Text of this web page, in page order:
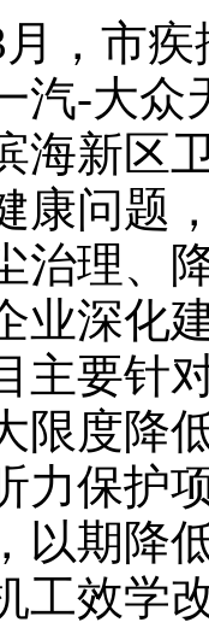
市疾
汽-大众
海新区
康问题
治理、
业深化
主要针
限度降
力保护
以期降
工效学